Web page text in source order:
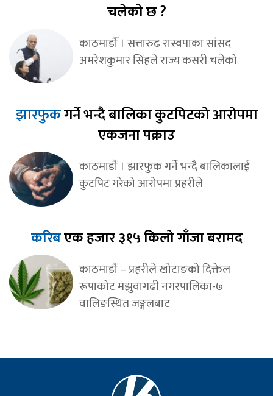
चलेको छ ?
काठमाडौँ । सत्तारुढ रास्वपाका सांसद
अमरेशकुमार सिंहले राज्य कसरी चलेको
झारफुकगर्ने भन्दै बालिका कुटपिटको आरोपमा
एकजना पक्राउ
काठमाडौं । झारफुक गर्ने भन्दै बालिकालाई
कुटपिट गरेको आरोपमा प्रहरीले
करिबएक हजार ३१५ किलो गाँजा बरामद
काठमाडौं – प्रहरीले खोटाङको दिक्तेल
रूपाकोट मझुवागढी नगरपालिका-७
वालिङस्थित जङ्गलबाट